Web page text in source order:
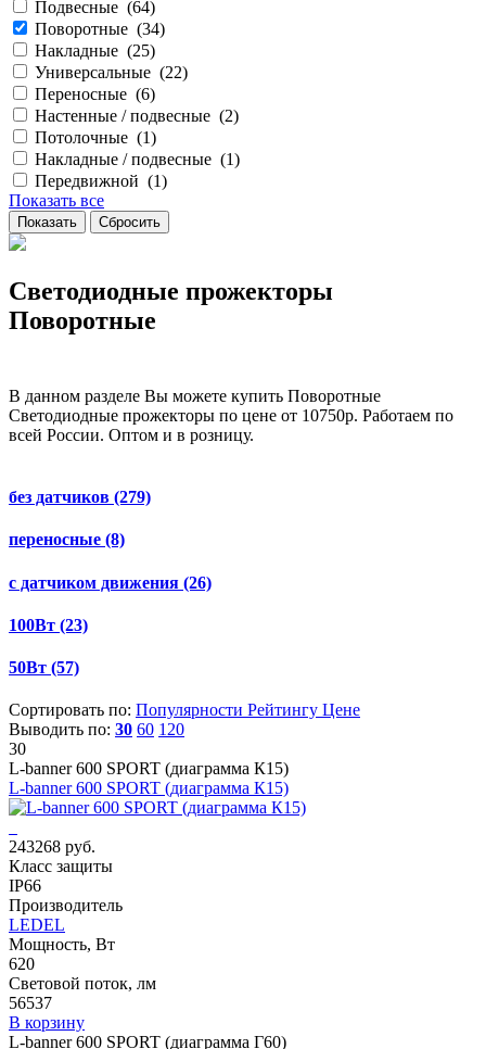
Подвесные (64)
Поворотные (34)
Накладные (25)
Универсальные (22)
Переносные (6)
Настенные / подвесные (2)
Потолочные (1)
Накладные / подвесные (1)
Передвижной (1)
Показать все
Светодиодные прожекторы
Поворотные
В данном разделе Вы можете купить Поворотные
Светодиодные прожекторы по цене от 10750р. Работаем по
всей России. Оптом и в розницу.
без датчиков (279)
переносные (8)
с датчиком движения (26)
100Вт (23)
50Вт (57)
Сортировать по: Популярности Рейтингу Цене
Выводить по: 30 60 120
30
L-banner 600 SPORT (диаграмма К15)
L-banner 600 SPORT (диаграмма К15)
243268 руб.
Класс защиты
IP66
Производитель
LEDEL
Мощность, Вт
620
Световой поток, лм
56537
В корзину
L-banner 600 SPORT (диаграмма Г60)